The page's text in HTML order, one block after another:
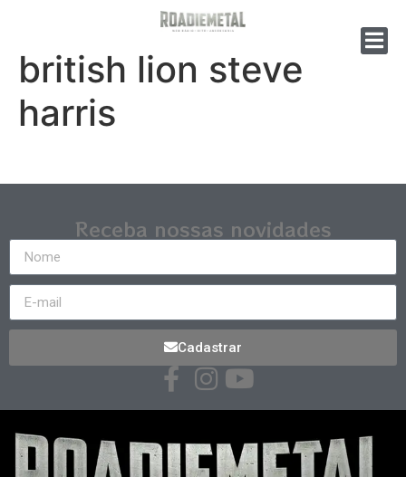
british lion steve
harris
Receba nossas novidades
Cadastrar